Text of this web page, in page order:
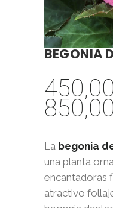
BEGONIA
450,00
850,00
La begonia
una planta
encantadoras
atractivo